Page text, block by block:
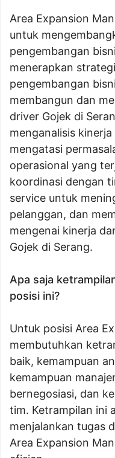
Area Expansion
untuk
pengembangan
menerapkan
pengembangan
membangun dan
driver Gojek di
menganalisis
mengatasi
operasional yang
koordinasi dengan
service untuk
pelanggan, dan
mengenai kinerja
Gojek di Serang.
Apa saja
posisi ini?
Untuk posisi Area
membutuhkan
baik, kemampuan
kemampuan
bernegosiasi, dan
tim. Ketrampilan ini
menjalankan tugas
Area Expansion